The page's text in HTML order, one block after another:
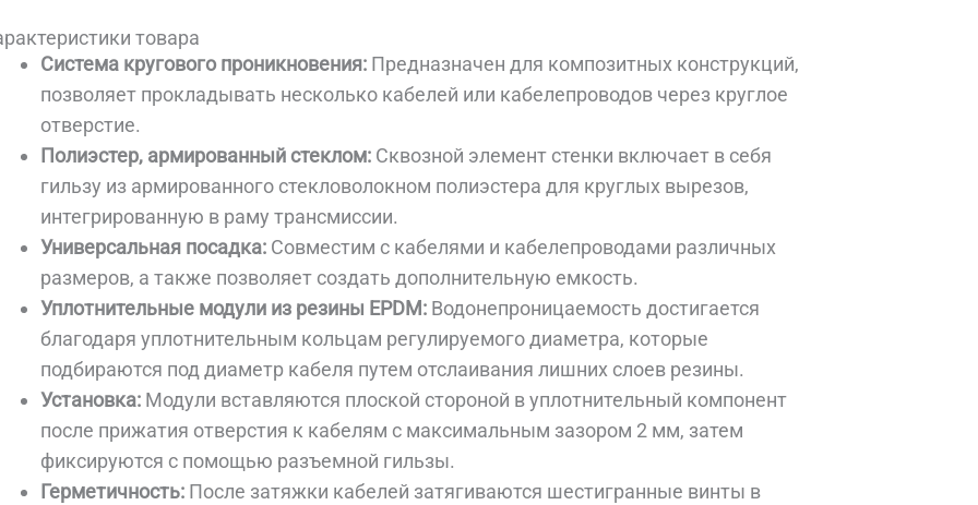
товара
Система кругового проникновения: Предназначен для композитных конструкций,
позволяет прокладывать несколько кабелей или кабелепроводов через круглое
отверстие.
Полиэстер, армированный стеклом: Сквозной элемент стенки включает в себя
гильзу из армированного стекловолокном полиэстера для круглых вырезов,
интегрированную в раму трансмиссии.
Универсальная посадка: Совместим с кабелями и кабелепроводами различных
размеров, а также позволяет создать дополнительную емкость.
Уплотнительные модули из резины EPDM: Водонепроницаемость достигается
благодаря уплотнительным кольцам регулируемого диаметра, которые
подбираются под диаметр кабеля путем отслаивания лишних слоев резины.
Установка: Модули вставляются плоской стороной в уплотнительный компонент
после прижатия отверстия к кабелям с максимальным зазором 2 мм, затем
фиксируются с помощью разъемной гильзы.
Герметичность: После затяжки кабелей затягиваются шестигранные винты в